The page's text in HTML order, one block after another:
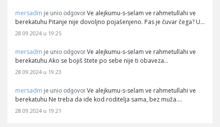
mersadm je unio odgovor Ve alejkumu-s-selam ve rahmetullahi ve
berekatuhu Pitanje nije dovoljno pojašenjeno. Pas je čuvar čega? U…
28.09.2024 u 19:25
mersadm je unio odgovor Ve alejkumu-s-selam ve rahmetullahi ve
berekatuhu Ako se bojiš štete po sebe nije ti obaveza…
28.09.2024 u 19:23
mersadm je unio odgovor Ve alejkumu-s-selam ve rahmetullahi ve
berekatuhu Ne treba da ide kod roditelja sama, bez muža.…
28.09.2024 u 19:21